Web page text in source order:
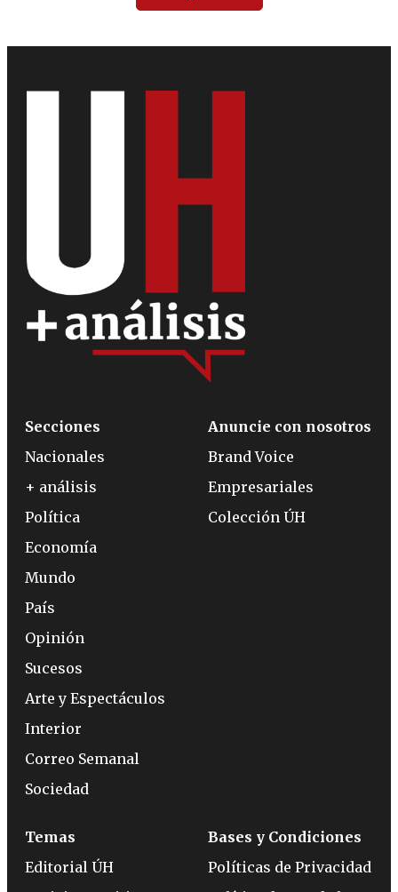
Secciones
Nacionales
+ análisis
Política
Economía
Mundo
País
Opinión
Sucesos
Arte y Espectáculos
Interior
Correo Semanal
Sociedad
Anuncie con nosotros
Brand Voice
Empresariales
Colección ÚH
Temas
Editorial ÚH
Bases y Condiciones
Políticas de Privacidad